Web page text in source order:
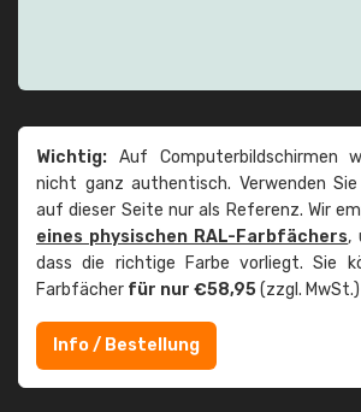
Wichtig: Auf Computerbildschirmen
nicht ganz authentisch. Verwenden
auf dieser Seite nur als Referenz. Wir
eines physischen RAL-Farbfächers,
dass die richtige Farbe vorliegt. Sie
Farbfächer für nur €58,95(zzgl.
Info / Bestellung